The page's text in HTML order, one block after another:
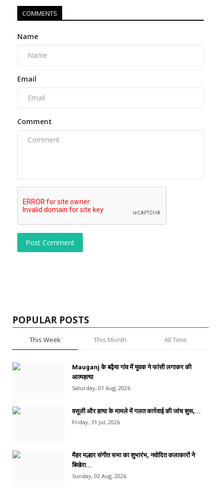
COMMENTS
Name
Email
Comment
Post Comment
POPULAR POSTS
This Week This Month All Time
Mauganj के बढ़ैया गांव में युवक ने फांसी लगाकर की
आत्महत्या
Saturday, 01 Aug, 2026
वसूली और हत्या के मामले में गलत कार्रवाई की जांच शुरू,...
Friday, 31 Jul, 2026
मैहर मल्हार संगीत सभा का शुभारंभ, नवोदित कलाकारों ने
बिखेरा...
Sunday, 02 Aug, 2026